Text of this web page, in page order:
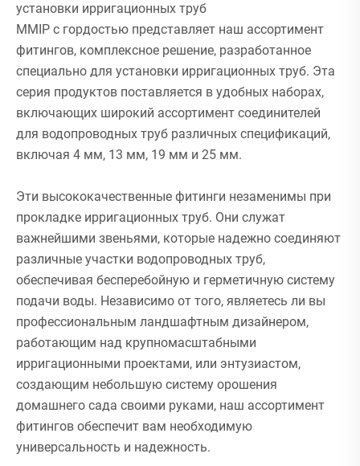
установки ирригационных труб
MMIP с гордостью представляет наш ассортимент
фитингов, комплексное решение, разработанное
специально для установки ирригационных труб. Эта
серия продуктов поставляется в удобных наборах,
включающих широкий ассортимент соединителей
для водопроводных труб различных спецификаций,
включая 4 мм, 13 мм, 19 мм и 25 мм.
Эти высококачественные фитинги незаменимы при
прокладке ирригационных труб. Они служат
важнейшими звеньями, которые надежно соединяют
различные участки водопроводных труб,
обеспечивая бесперебойную и герметичную систему
подачи воды. Независимо от того, являетесь ли вы
профессиональным ландшафтным дизайнером,
работающим над крупномасштабными
ирригационными проектами, или энтузиастом,
создающим небольшую систему орошения
домашнего сада своими руками, наш ассортимент
фитингов обеспечит вам необходимую
универсальность и надежность.